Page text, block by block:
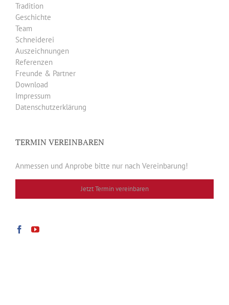
Tradition
Geschichte
Team
Schneiderei
Auszeichnungen
Referenzen
Freunde & Partner
Download
Impressum
Datenschutzerklärung
TERMIN VEREINBAREN
Anmessen und Anprobe bitte nur nach Vereinbarung!
Jetzt Termin vereinbaren